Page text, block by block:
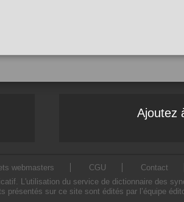
Ajoutez
webmasters CGU Contact
L'utilisation du service de dictionnaire des
présentés sur ce site sont édités par l’équipe